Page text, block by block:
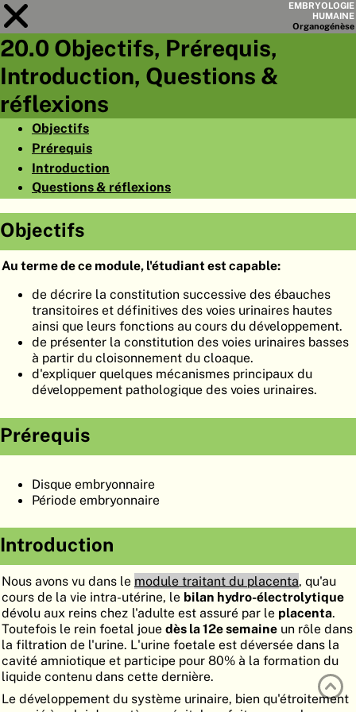
EMBRYOLOGIE
HUMAINE
Organogénèse
Module
ACCUEIL
EMBRYOGÉNÈSE
ORGANOGÉNÈSE
ATLASEMBRYOLOGY
EN
20.0 Objectifs, Prérequis,
Introduction, Questions &
réflexions
Objectifs
Prérequis
Introduction
Questions & réflexions
Objectifs
Au terme de ce module, l'étudiant est capable:
de décrire la constitution successive des ébauches
transitoires et définitives des voies urinaires hautes
ainsi que leurs fonctions au cours du développement.
de présenter la constitution des voies urinaires basses
à partir du cloisonnement du cloaque.
d'expliquer quelques mécanismes principaux du
développement pathologique des voies urinaires.
Prérequis
Disque embryonnaire
Période embryonnaire
Introduction
Nous avons vu dans le module traitant du placenta, qu'au
cours de la vie intra-utérine, le bilan hydro-électrolytique
dévolu aux reins chez l'adulte est assuré par le placenta.
Toutefois le rein foetal joue dès la 12e semaine un rôle dans
la filtration de l'urine. L'urine foetale est déversée dans la
cavité amniotique et participe pour 80% à la formation du
liquide contenu dans cette dernière.
Le développement du système urinaire, bien qu'étroitement